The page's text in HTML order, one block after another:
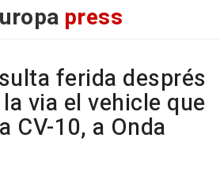
press
ferida després
via el vehicle que
CV-10, a Onda